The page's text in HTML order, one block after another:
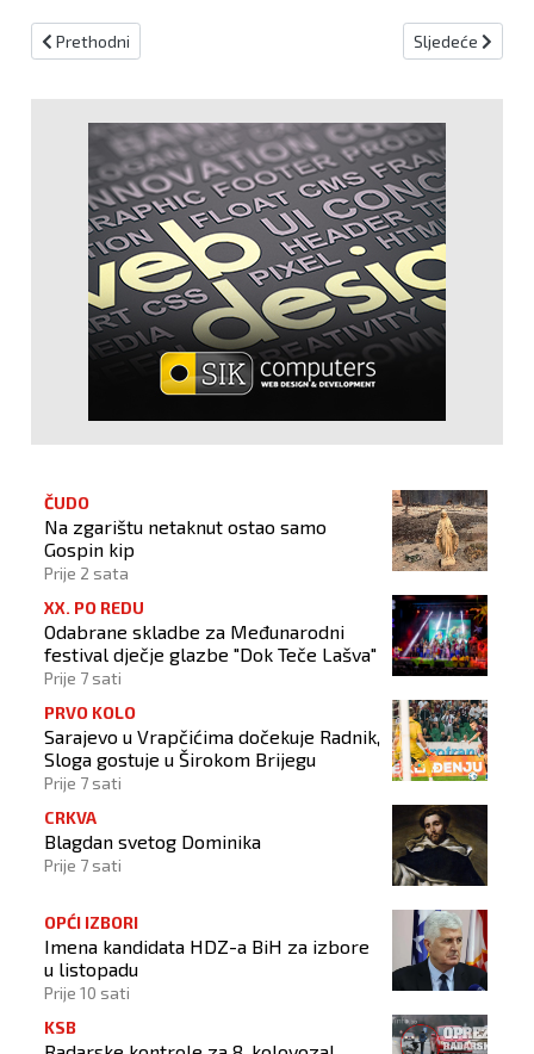
Prethodni članak: Jablaničani se prisjećaju sugrađana stradalih u
Prethodni Sljedeći članak:
Sljedeće
ČUDO
Na zgarištu netaknut ostao samo
Gospin kip
Prije 2 sata
XX. PO REDU
Odabrane skladbe za Međunarodni
festival dječje glazbe "Dok Teče Lašva"
Prije 7 sati
PRVO KOLO
Sarajevo u Vrapčićima dočekuje Radnik,
Sloga gostuje u Širokom Brijegu
Prije 7 sati
CRKVA
Blagdan svetog Dominika
Prije 7 sati
OPĆI IZBORI
Imena kandidata HDZ-a BiH za izbore
u listopadu
Prije 10 sati
KSB